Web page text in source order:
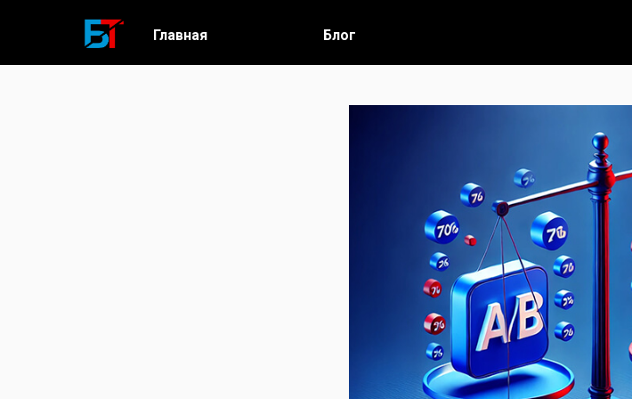
Главная Блог